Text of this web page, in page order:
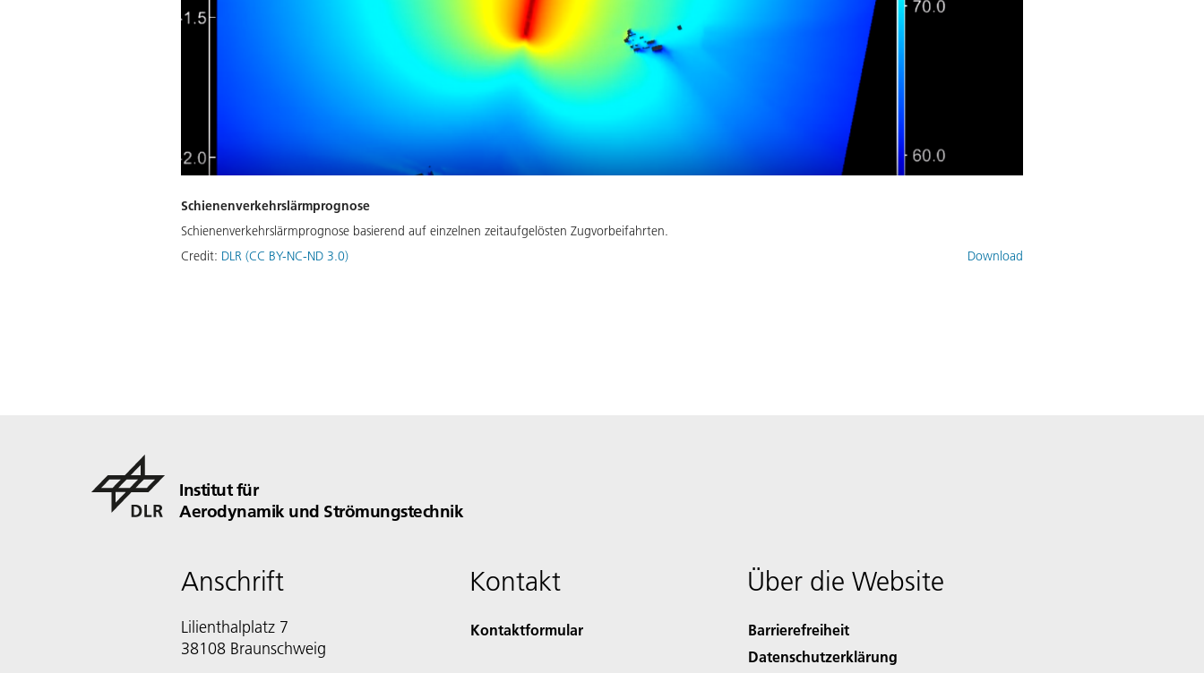
Schienenverkehrslärmprognose
Schienenverkehrslärmprognose basierend auf einzelnen zeitaufgelösten Zugvorbeifahrten.
Credit: DLR (CC BY-NC-ND 3.0) Download
Institut für
Aerodynamik und Strömungstechnik
Anschrift
Lilienthalplatz 7
38108 Braunschweig
Kontakt
Kontaktformular
Über die Website
Barrierefreiheit
Datenschutzerklärung